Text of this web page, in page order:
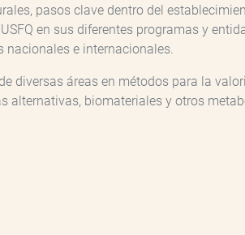
pasos clave dentro del
en sus diferentes programas y
nacionales e internacionales.
diversas áreas en métodos para la
biomateriales y otros